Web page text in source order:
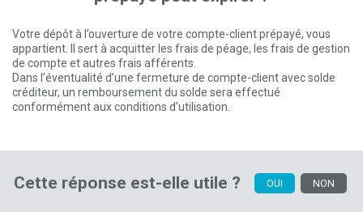
Votre dépôt à l’ouverture de votre compte-client prépayé, vous
appartient. Il sert à acquitter les frais de péage, les frais de gestion
de compte et autres frais afférents.
Dans l’éventualité d’une fermeture de compte-client avec solde
créditeur, un remboursement du solde sera effectué
conformément aux conditions d’utilisation.
Cette réponse est-elle utile ? OUI NON